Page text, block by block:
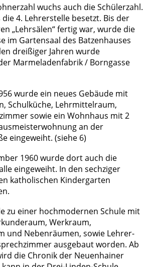
wuchs auch die Schülerzahl.
4. Lehrer­stelle besetzt. Bis der
„Lehrsälen“ fertig war, wurde die
im Gartensaal des Batzenhauses
dreißiger Jahren wurde
Marmeladenfabrik / Borngasse
wurde ein neues Gebäude mit
Schulküche, Lehrmittelraum,
sowie ein Wohnhaus mit 2
an der
eingeweiht. (siehe 6)
1960 wurde dort auch die
eingeweiht. In den sechziger
katholischen Kindergarten
zu einer hochmodernen Schule mit
Werkraum,
und Nebenräumen, sowie Lehrer-
ausgebaut worden. Ab
die Chronik der Neuenhainer